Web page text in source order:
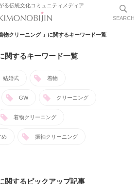
着物クリーニング 」に関するキーワード一覧
関するキーワード一覧
結婚式 着物
GW クリーニング
着物クリーニング
め 振袖クリーニング
関するピックアップ記事
る伝統文化コミュニティメディア
SEARCH